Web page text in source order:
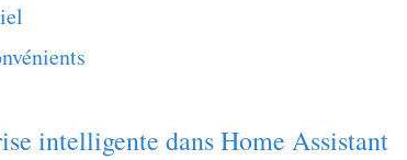
intelligente dans Home Assistant